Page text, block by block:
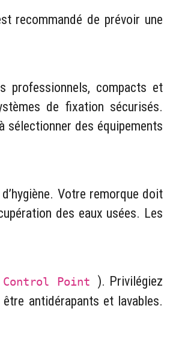
recommandé de prévoir une
professionnels, compacts et
de fixation sécurisés.
sélectionner des équipements
Votre remorque doit
des eaux usées. Les
Point ). Privilégiez
antidérapants et lavables.